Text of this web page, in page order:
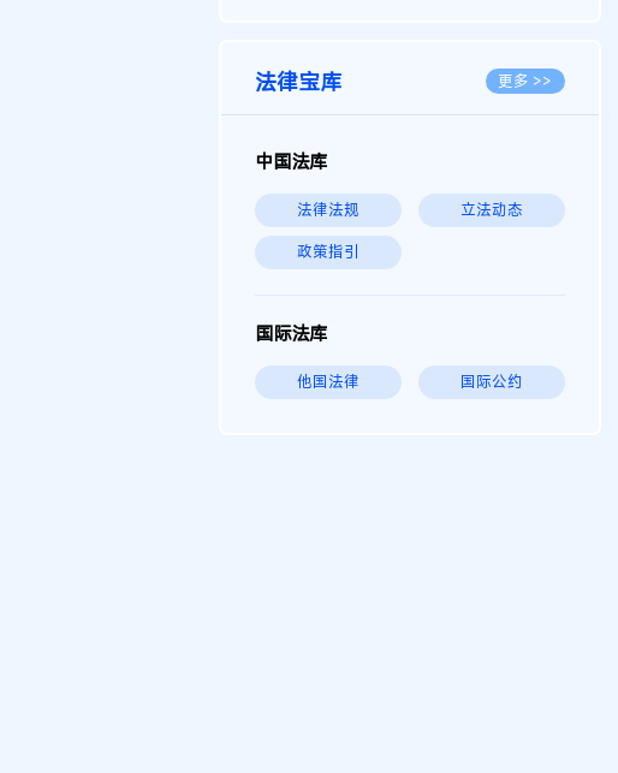
法律宝库 更多 >>
中国法库
法律法规 立法动态
政策指引
国际法库
他国法律 国际公约